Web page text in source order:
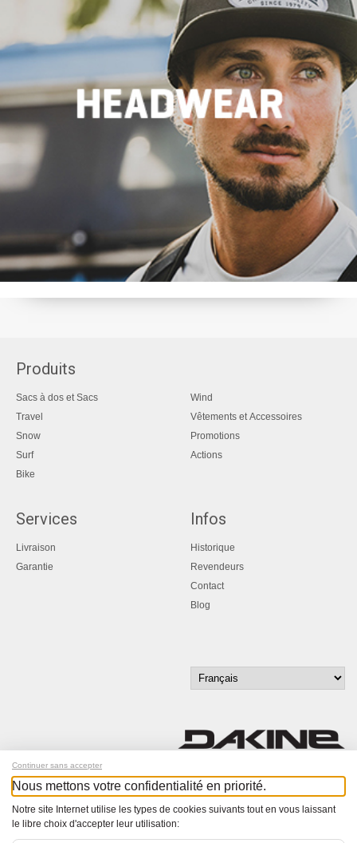
Produits
Sacs à dos et Sacs
Travel
Snow
Surf
Bike
Wind
Vêtements et Accessoires
Promotions
Actions
Services
Livraison
Garantie
Infos
Historique
Revendeurs
Contact
Blog
Inscrivez-vous à notre newsletter !
Tous droits réservés - Informations non contractuelles
Continuer sans accepter
Nous mettons votre confidentialité en priorité.
Notre site Internet utilise les types de cookies suivants tout en vous laissant
le libre choix d'accepter leur utilisation: